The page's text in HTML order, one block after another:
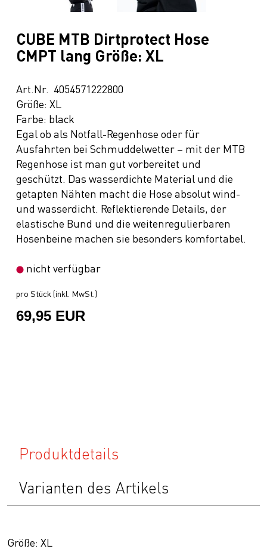
CUBE MTB Dirtprotect Hose
CMPT lang Größe: XL
Art.Nr. 4054571222800
Größe: XL
Farbe: black
Egal ob als Notfall-Regenhose oder für
Ausfahrten bei Schmuddelwetter – mit der MTB
Regenhose ist man gut vorbereitet und
geschützt. Das wasserdichte Material und die
getapten Nähten macht die Hose absolut wind-
und wasserdicht. Reflektierende Details, der
elastische Bund und die weitenregulierbaren
Hosenbeine machen sie besonders komfortabel.
nicht verfügbar
pro Stück (inkl. MwSt.)
69,95 EUR
Produktdetails
Varianten des Artikels
Größe: XL